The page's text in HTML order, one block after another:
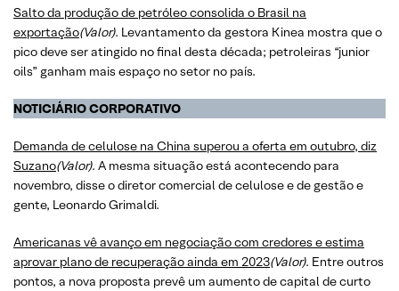
Salto da produção de petróleo consolida o Brasil na
exportação(Valor). Levantamento da gestora Kinea mostra que o
pico deve ser atingido no final desta década; petroleiras “junior
oils” ganham mais espaço no setor no país.
NOTICIÁRIO CORPORATIVO
Demanda de celulose na China superou a oferta em outubro, diz
Suzano(Valor). A mesma situação está acontecendo para
novembro, disse o diretor comercial de celulose e de gestão e
gente, Leonardo Grimaldi.
Americanas vê avanço em negociação com credores e estima
aprovar plano de recuperação ainda em 2023(Valor). Entre outros
pontos, a nova proposta prevê um aumento de capital de curto